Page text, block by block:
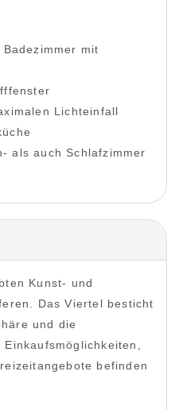
mit
Lichteinfall
als auch Schlafzimmer
Kunst- und
Das Viertel besticht
und die
befinden